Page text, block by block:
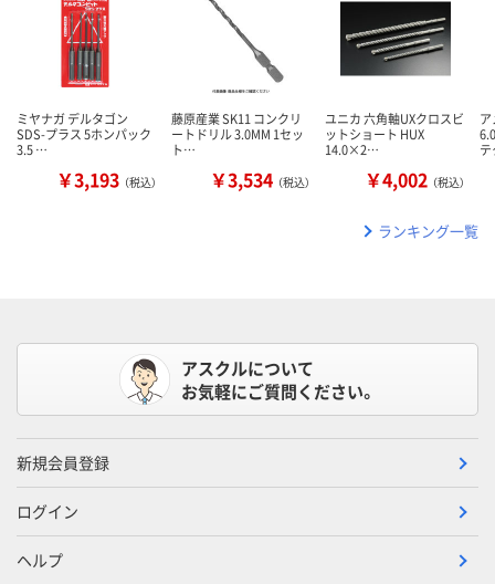
ミヤナガ デルタゴン
SDS-プラス 5ホンパック
3.5 …
￥3,193 （税込）
藤原産業 SK11 コンクリ
ートドリル 3.0MM 1セッ
ト…
￥3,534 （税込）
ユニカ 六角軸UXクロスビ
ットショート HUX
14.0×2…
￥4,002 （税込）
ランキング一覧
アスクルについて
お気軽にご質問ください。
新規会員登録
ログイン
ヘルプ